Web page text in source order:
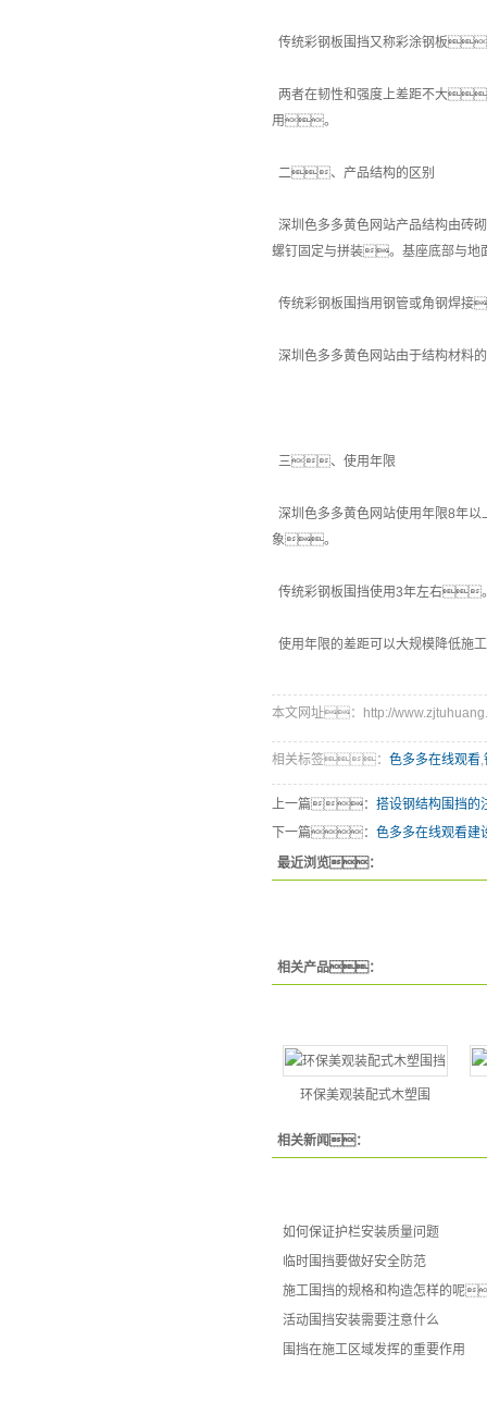
传统彩钢板围挡又称彩涂钢板
两者在韧性和强度上差距不大
用。
二、产品结构的区别
深圳色多多黄色网站产品结构由
螺钉固定与拼装。基座底部与
传统彩钢板围挡用钢管或角钢
深圳色多多黄色网站由于结构
三、使用年限
深圳色多多黄色网站使用年
象。
传统彩钢板围挡使用3年左右
使用年限的差距可以大规模降低
本文网址：http://
相关标签： 色多多在线观看,
上一篇： 搭设钢结构围挡
下一篇： 色多多在线观看建
最近浏览：
相关产品：
环保美观装配式木塑围
相关新闻：
如何保证护栏安装质量问题
临时围挡要做好安全防范
施工围挡的规格和构造怎样的呢
活动围挡安装需要注意什么
围挡在施工区域发挥的重要作用